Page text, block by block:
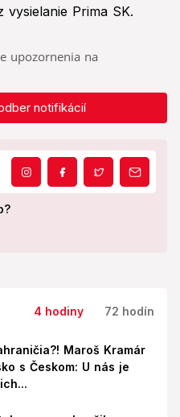
Prima SK.
upozornenia na
notifikácií
4 hodiny 72 hodín
Maroš Kramár
s Českom: U nás je